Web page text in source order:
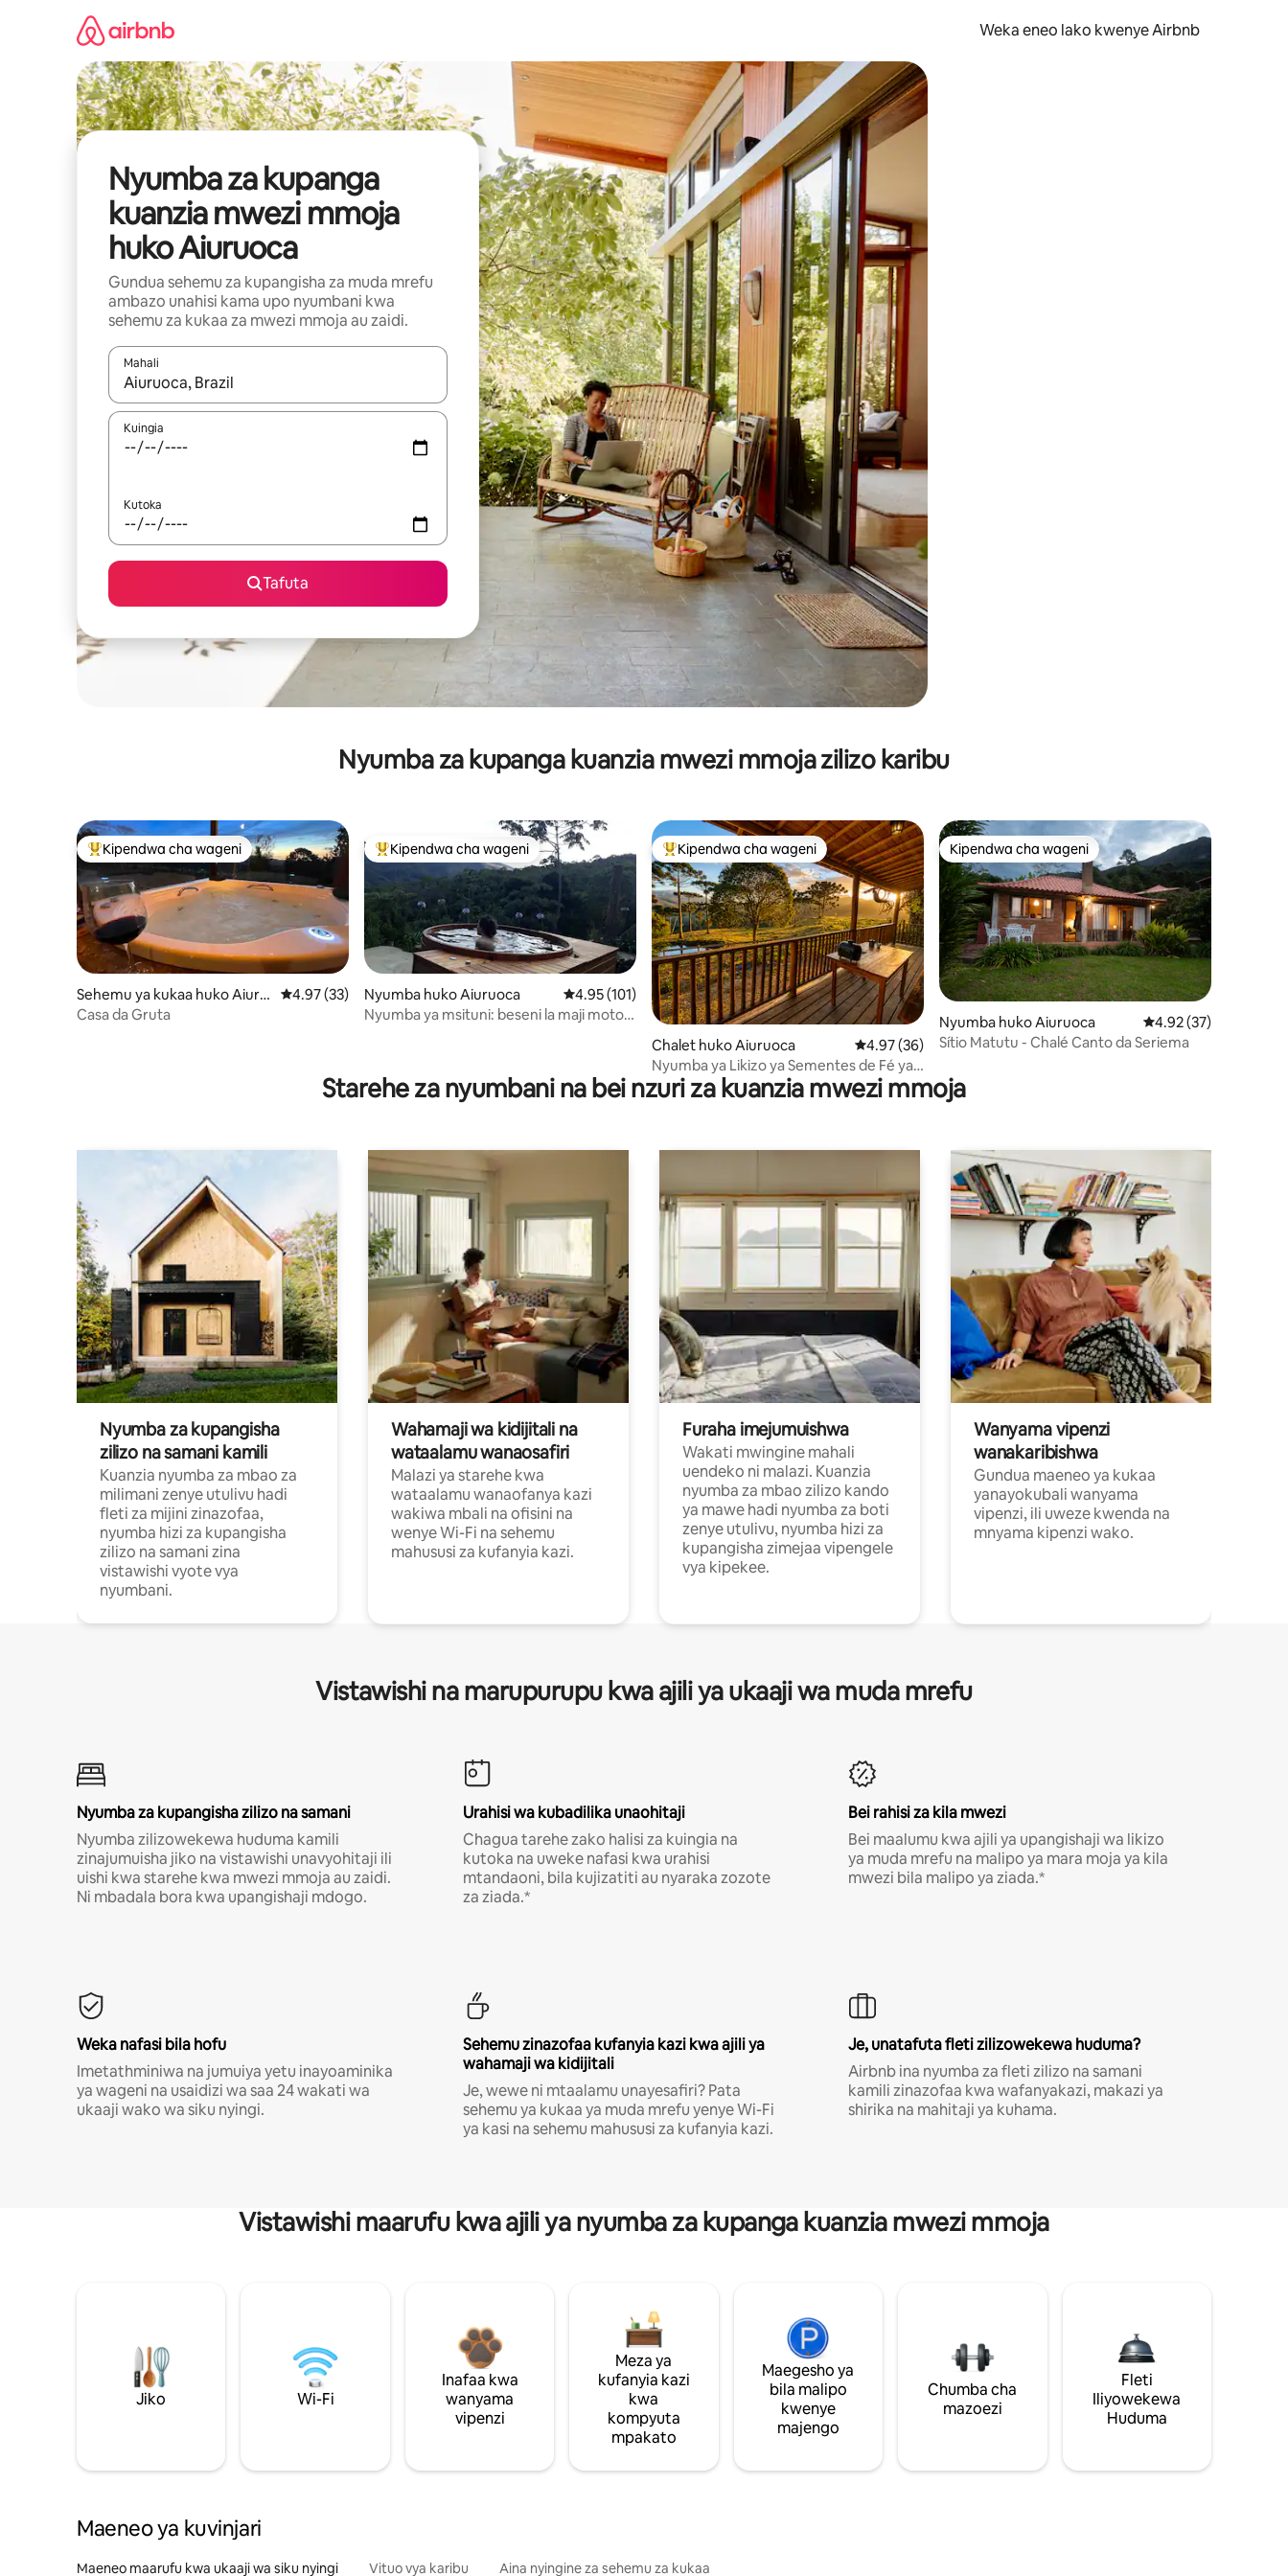
Weka eneo lako kwenye Airbnb
Nyumba za kupanga
kuanzia mwezi mmoja
huko Aiuruoca
Gundua sehemu za kupangisha za muda mrefu
ambazo unahisi kama upo nyumbani kwa
sehemu za kukaa za mwezi mmoja au zaidi.
Mahali
Wakati matokeo yanapatikana, vinjari kwa kutumia vitufe vya vishale vya juu na chini au uchunguze kwa kugusa au kutelezesha kidole kwenye ishara.
Kuingia
Kutoka
Tafuta
Nyumba za kupanga kuanzia mwezi mmoja zilizo karibu
Kipendwa maarufu cha wageni
Kipendwa cha wageni
Sehemu ya kukaa huko Aiuru
oca
Ukadiriaji wa wastani wa 4.97 kati ya 5, tathmini 33
4.97 (33)
Casa da Gruta
Kipendwa maarufu cha wageni
Kipendwa cha wageni
Nyumba huko Aiuruoca Ukadiriaji wa wastani wa 4.95 kati ya 5, tathmini 101
4.95 (101)
Nyumba ya msituni: beseni la maji moto,
Kipendwa maarufu cha wageni
Kipendwa cha wageni
Chalet huko Aiuruoca Ukadiriaji wa wastani wa 4.97 kati ya 5, tathmini 36
4.97 (36)
Nyumba ya Likizo ya Sementes de Fé ya
Kimahaba na yenye Mwonekano Mzuri
Kipendwa cha wageni
Kipendwa cha wageni
Nyumba huko Aiuruoca Ukadiriaji wa wastani
4.92 (37)
Sítio Matutu - Chalé Canto da Seriema
Starehe za nyumbani na bei nzuri za kuanzia mwezi mmoja
Nyumba za kupangisha
zilizo na samani kamili
Kuanzia nyumba za mbao za
milimani zenye utulivu hadi
fleti za mijini zinazofaa,
nyumba hizi za kupangisha
zilizo na samani zina
vistawishi vyote vya
nyumbani.
Wahamaji wa kidijitali na
wataalamu wanaosafiri
Malazi ya starehe kwa
wataalamu wanaofanya kazi
wakiwa mbali na ofisini na
wenye Wi-Fi na sehemu
mahususi za kufanyia kazi.
Furaha imejumuishwa
Wakati mwingine mahali
uendeko ni malazi. Kuanzia
nyumba za mbao zilizo kando
ya mawe hadi nyumba za boti
zenye utulivu, nyumba hizi za
kupangisha zimejaa vipengele
vya kipekee.
Wanyama vipenzi
wanakaribishwa
Gundua maeneo ya kukaa
yanayokubali wanyama
vipenzi, ili uweze kwenda na
mnyama kipenzi wako.
Vistawishi na marupurupu kwa ajili ya ukaaji wa muda mrefu
Nyumba za kupangisha zilizo na samani
Nyumba zilizowekewa huduma kamili
zinajumuisha jiko na vistawishi unavyohitaji ili
uishi kwa starehe kwa mwezi mmoja au zaidi.
Ni mbadala bora kwa upangishaji mdogo.
Urahisi wa kubadilika unaohitaji
Chagua tarehe zako halisi za kuingia na
kutoka na uweke nafasi kwa urahisi
mtandaoni, bila kujizatiti au nyaraka zozote
za ziada.*
Bei rahisi za kila mwezi
Bei maalumu kwa ajili ya upangishaji wa likizo
ya muda mrefu na malipo ya mara moja ya kila
mwezi bila malipo ya ziada.*
Weka nafasi bila hofu
Imetathminiwa na jumuiya yetu inayoaminika
ya wageni na usaidizi wa saa 24 wakati wa
ukaaji wako wa siku nyingi.
Sehemu zinazofaa kufanyia kazi kwa ajili ya
wahamaji wa kidijitali
Je, wewe ni mtaalamu unayesafiri? Pata
sehemu ya kukaa ya muda mrefu yenye Wi-Fi
ya kasi na sehemu mahususi za kufanyia kazi.
Je, unatafuta fleti zilizowekewa huduma?
Airbnb ina nyumba za fleti zilizo na samani
kamili zinazofaa kwa wafanyakazi, makazi ya
shirika na mahitaji ya kuhama.
Vistawishi maarufu kwa ajili ya nyumba za kupanga kuanzia mwezi mmoja
Jiko Wi-Fi
Inafaa kwa
wanyama
vipenzi
Meza ya
kufanyia kazi
kwa
kompyuta
mpakato
Maegesho ya
bila malipo
kwenye
majengo
Chumba cha
mazoezi
Fleti
Iliyowekewa
Huduma
Maeneo ya kuvinjari
Maeneo maarufu kwa ukaaji wa siku nyingi Vituo vya karibu Aina nyingine za sehemu za kukaa